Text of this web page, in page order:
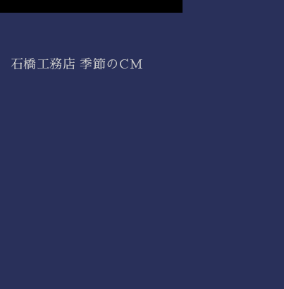
石橋工務店 季節のCM